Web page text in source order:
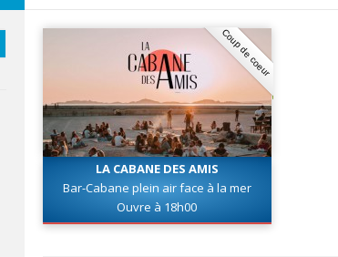
Coup de coeur
LA CABANE DES AMIS
Bar-Cabane plein air face à la mer
Ouvre à 18h00